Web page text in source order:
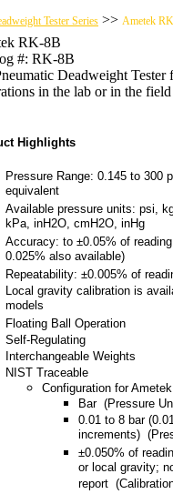
Tester Series >> Ametek
RK-8B
#: RK-8B
Deadweight Tester
in the lab or in the
Highlights
Pressure Range: 0.145 to 300
equivalent
Available pressure units: psi,
kPa, inH2O, cmH2O, inHg
Accuracy: to ±0.05% of
0.025% also available)
Repeatability: ±0.005% of
Local gravity calibration is
models
Floating Ball Operation
Self-Regulating
Interchangeable Weights
NIST Traceable
Configuration for
Bar (Pressure
0.01 to 8 bar
increments)
±0.050% of
or local gravity;
report